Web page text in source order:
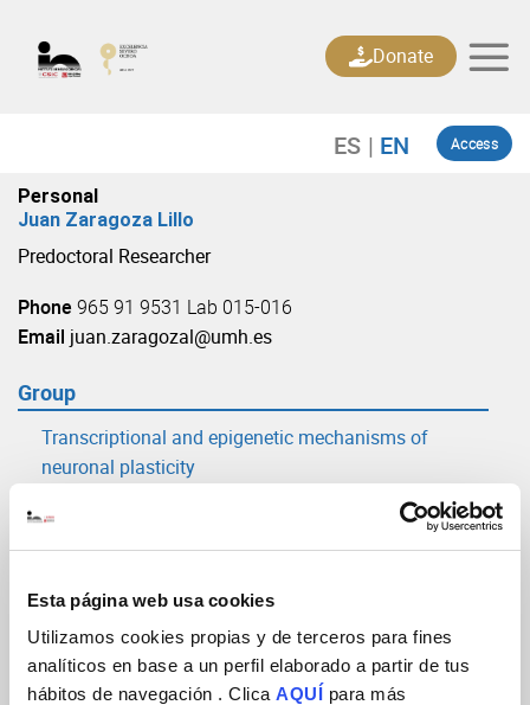
Esta página web usa cookies
Utilizamos cookies propias y de terceros para fines
analíticos en base a un perfil elaborado a partir de tus
hábitos de navegación . Clica AQUÍ para más
content
Access
Donate
Personal
Juan Zaragoza Lillo
Predoctoral Researcher
Phone 965 91 9531 Lab 015-016
Email juan.zaragozal@umh.es
Group
Transcriptional and epigenetic mechanisms of
neuronal plasticity
→ Emerging line: Genome Architecture in neural
(URL: https://in.umh-csic.es/group100888)